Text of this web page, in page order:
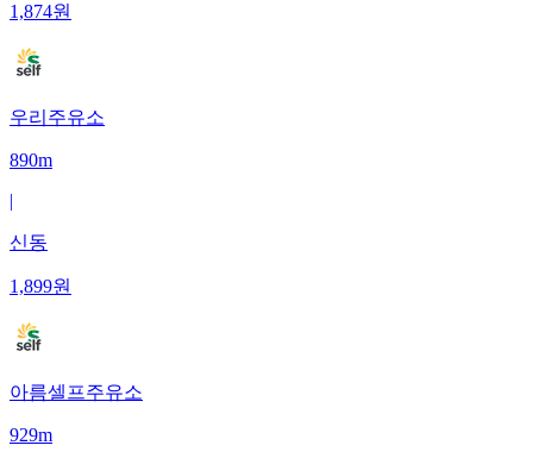
1,874원
우리주유소
890m
|
신동
1,899원
아름셀프주유소
929m